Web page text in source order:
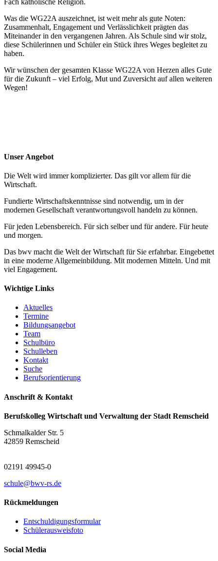
Fach katholische Religion.
Was die WG22A auszeichnet, ist weit mehr als gute Noten:
Zusammenhalt, Engagement und Verlässlichkeit prägten das
Miteinander in den vergangenen Jahren. Als Schule sind wir stolz,
diese Schülerinnen und Schüler ein Stück ihres Weges begleitet zu
haben.
Wir wünschen der gesamten Klasse WG22A von Herzen alles Gute
für die Zukunft – viel Erfolg, Mut und Zuversicht auf allen weiteren
Wegen!
Unser Angebot
Die Welt wird immer komplizierter. Das gilt vor allem für die
Wirtschaft.
Fundierte Wirtschaftskenntnisse sind notwendig, um in der
modernen Gesellschaft verantwortungsvoll handeln zu können.
Für jeden Lebensbereich. Für sich selber und für andere. Für heute
und morgen.
Das bwv macht die Welt der Wirtschaft für Sie erfahrbar. Eingebettet
in eine moderne Allgemeinbildung. Mit modernen Mitteln. Und mit
viel Engagement.
Wichtige Links
Aktuelles
Termine
Bildungsangebot
Team
Schulbüro
Schulleben
Kontakt
Suche
Berufsorientierung
Anschrift & Kontakt
Berufskolleg Wirtschaft und Verwaltung der Stadt Remscheid
Schmalkalder Str. 5
42859 Remscheid
02191 49945-0
schule@bwv-rs.de
Rückmeldungen
Entschuldigungsformular
Schülerausweisfoto
Social Media